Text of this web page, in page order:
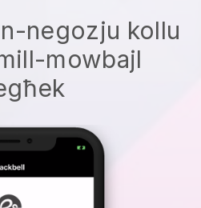
negozju kollu
mowbajl